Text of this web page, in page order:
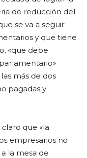
de reducción del
se va a seguir
y que tiene
«que debe
más de dos
pagadas y
que «la
empresarios no
la mesa de